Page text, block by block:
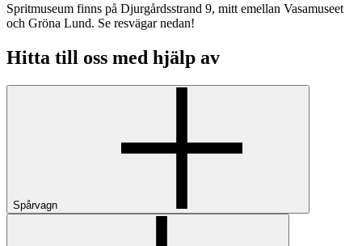
Spritmuseum finns på Djurgårdsstrand 9, mitt emellan Vasamuseet
och Gröna Lund. Se resvägar nedan!
Hitta till oss med hjälp av
Spårvagn